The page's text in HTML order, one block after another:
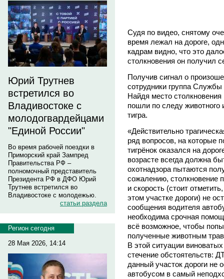
Юрий Трутнев
встретился во
Владивостоке с
молодогвардейцами
"Единой России"
Во время рабочей поездки в
Приморский край Зампред
Правительства РФ –
полномочный представитель
Президента РФ в ДФО Юрий
Трутнев встретился во
Владивостоке с молодежью.
статьи раздела
Регион сегодня
28 Мая 2026, 14:14
Судя по видео, снятому
время лежал на дороге,
кадрам видно, что это
столкновения он получил
Получив сигнал о
сотрудники группа Службы
Найдя место
пошли по следу животного
тигра.
«Действительно
ряд вопросов, на которые
тигрёнок оказался на
возрасте всегда должна
охотнадзора пытаются
сожалению, столкновение
и скорость (стоит
этом участке дороги) не
сообщения водителя
необходима срочная
всё возможное, чтобы
полученные животным
В этой ситуации виноватых
стечение обстоятельств:
данный участок дороги не
автобусом в самый